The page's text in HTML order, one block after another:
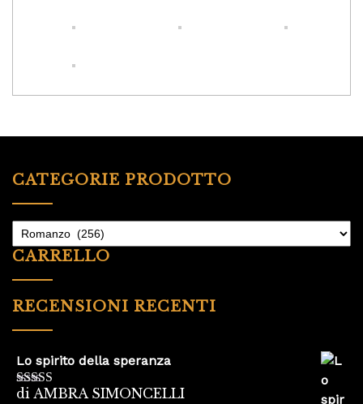
CATEGORIE PRODOTTO
CARRELLO
RECENSIONI RECENTI
Lo spirito della speranza
Valutato5su
di AMBRA SIMONCELLI